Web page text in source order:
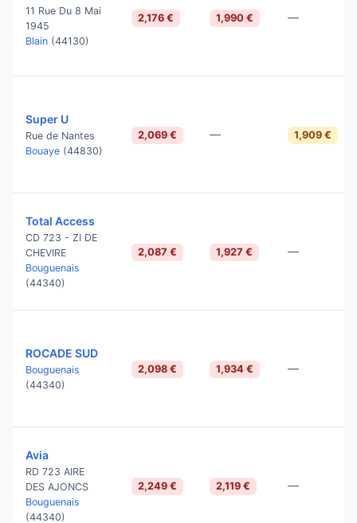
11 Rue Du 8 Mai
1945
Blain (44130)
2,176 € 1,990 € —
Super U
Rue de Nantes
Bouaye (44830)
2,069 € — 1,909 €
Total Access
CD 723 - ZI DE
CHEVIRE
Bouguenais
(44340)
2,087 € 1,927 € —
ROCADE SUD
Bouguenais
(44340)
2,098 € 1,934 € —
Avia
RD 723 AIRE
DES AJONCS
Bouguenais
(44340)
2,249 € 2,119 € —